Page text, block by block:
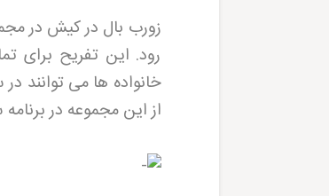
زورب بال در کیش در
رود. این تفریح
خانواده ها می توانند
از این مجموعه در